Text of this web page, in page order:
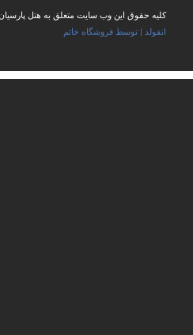
کلیه حقوق این وب سایت متعلق به هتل
انفولد | توسط فروشگاه خاتم